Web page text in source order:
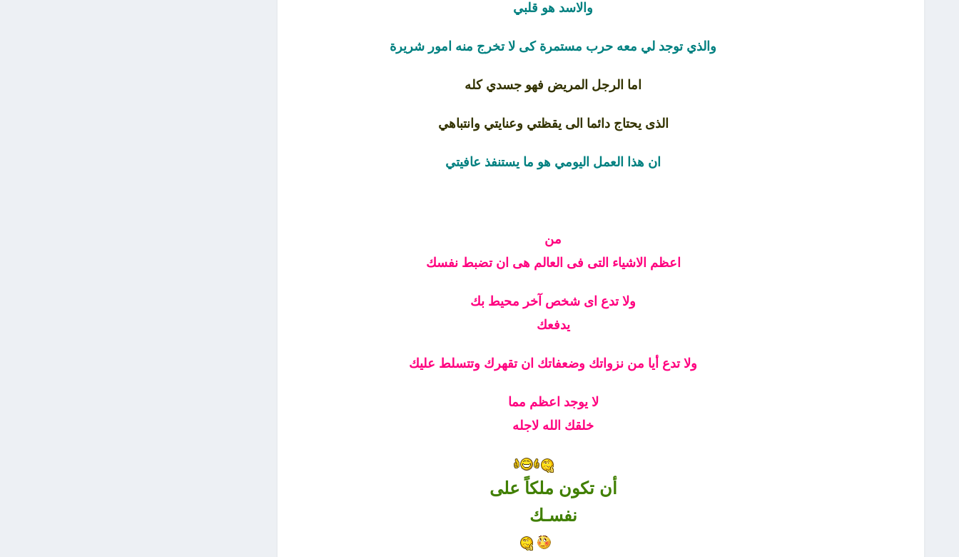
والاسد هو قلبي
والذي توجد لي معه حرب مستمرة كى لا تخرج منه امور شريرة
اما الرجل المريض فهو جسدي كله
الذى يحتاج دائما الى يقظتي وعنايتي وانتباهي
ان هذا العمل اليومي هو ما يستنفذ عافيتي
من
اعظم الاشياء التى فى العالم هى ان تضبط نفسك
ولا تدع اى شخص آخر محيط بك
يدفعك
ولا تدع أيا من نزواتك وضعفاتك ان تقهرك وتتسلط عليك
لا يوجد اعظم مما
خلقك الله لاجله
أن تكون ملكاً على
نفسـك